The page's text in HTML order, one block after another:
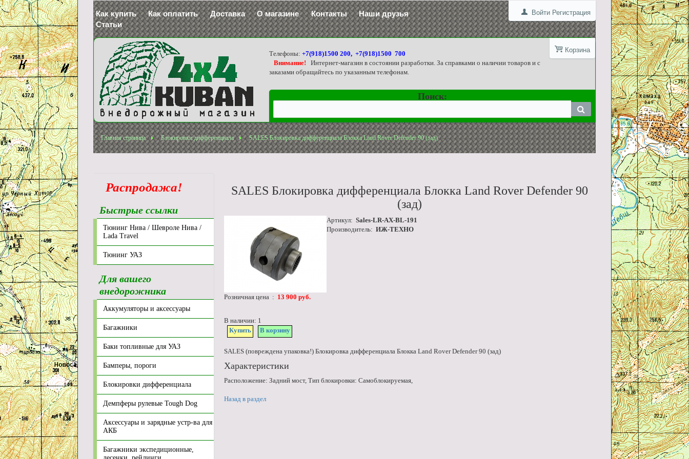
Войти Регистрация
Как купить Как оплатить Доставка О магазине Контакты
Наши друзья
Статьи
Корзина
Телефоны:+7(918)1500 200, +7(918)1500 700
Внимание!
Интернет-магазин в состоянии разработки. За справками о наличии товаров и с
заказами обращайтесь по указанным телефонам.
Поиск:
Главная страница Блокировки дифференциала SALES Блокировка дифференциала Блокка Land Rover Defender 90 (зад)
SALES Блокировка дифференциала Блокка Land Rover Defender 90
(зад)
Артикул: Sales-LR-AX-BL-191
Производитель: ИЖ-ТЕХНО
Розничная цена : 13 900 руб.
В наличии: 1
Купить
В корзину
SALES (повреждена упаковка!) Блокировка дифференциала Блокка Land Rover Defender 90 (зад)
Характеристики
Расположение: Задний мост, Тип блокировки: Самоблокируемая,
Назад в раздел
Распродажа!
Быстрые ссылки
Тюнинг Нива / Шевроле Нива /
Lada Travel
Тюнинг УАЗ
Для вашего
внедорожника
Аккумуляторы и аксессуары
Багажники
Баки топливные для УАЗ
Бамперы, пороги
Блокировки дифференциала
Демпферы рулевые Tough Dog
Аксессуары и зарядные устр-ва для
АКБ
Багажники экспедиционные,